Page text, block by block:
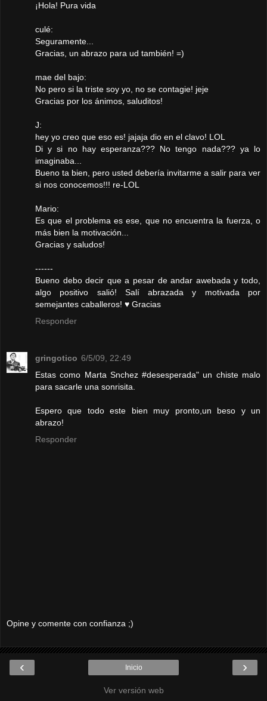
¡Hola! Pura vida
culé:
Seguramente...
Gracias, un abrazo para ud también! =)
mae del bajo:
No pero si la triste soy yo, no se contagie! jeje
Gracias por los ánimos, saluditos!
J:
hey yo creo que eso es! jajaja dio en el clavo! LOL
Di y si no hay esperanza??? No tengo nada??? ya lo
imaginaba...
Bueno ta bien, pero usted debería invitarme a salir para ver
si nos conocemos!!! re-LOL
Mario:
Es que el problema es ese, que no encuentra la fuerza, o
más bien la motivación...
Gracias y saludos!
------
Bueno debo decir que a pesar de andar awebada y todo,
algo positivo salió! Salí abrazada y motivada por
semejantes caballeros! ♥ Gracias
Responder
gringotico 6/5/09, 22:49
Estas como Marta Snchez #desesperada" un chiste malo
para sacarle una sonrisita.
Espero que todo este bien muy pronto,un beso y un
abrazo!
Responder
Opine y comente con confianza ;)
‹ ›
Inicio
Ver versión web